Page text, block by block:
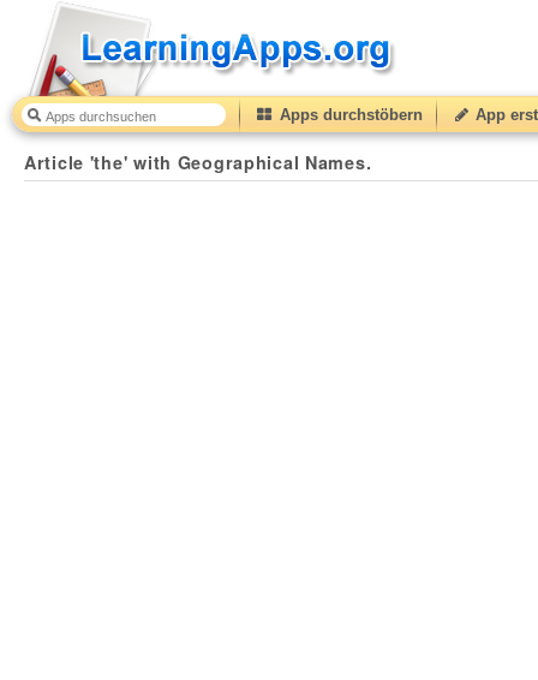
Apps durchstöbern App
Article 'the' with Geographical Names.
Article 'the' with Geographical Names. 50 (from10 to